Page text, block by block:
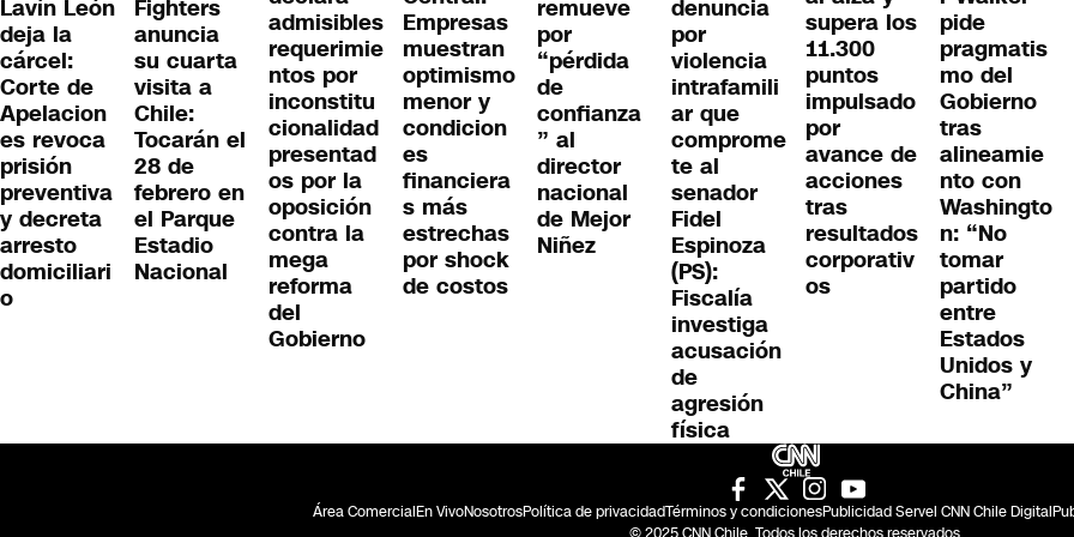
Lavín León
deja la
cárcel:
Corte de
Apelacion
es revoca
prisión
preventiva
y decreta
arresto
domiciliari
o
Fighters
anuncia
su cuarta
visita a
Chile:
Tocarán el
28 de
febrero en
el Parque
Estadio
Nacional
admisibles
requerimie
ntos por
inconstitu
cionalidad
presentad
os por la
oposición
contra la
mega
reforma
del
Gobierno
Empresas
muestran
optimismo
menor y
condicion
es
financiera
s más
estrechas
por shock
de costos
remueve
por
“pérdida
de
confianza
” al
director
nacional
de Mejor
Niñez
denuncia
por
violencia
intrafamili
ar que
comprome
te al
senador
Fidel
Espinoza
(PS):
Fiscalía
investiga
acusación
de
agresión
física
supera los
11.300
puntos
impulsado
por
avance de
acciones
tras
resultados
corporativ
os
pide
pragmatis
mo del
Gobierno
tras
alineamie
nto con
Washingto
n: “No
tomar
partido
entre
Estados
Unidos y
China”
Área ComercialEn VivoNosotrosPolítica de privacidadTérminos y condicionesPublicidad Servel CNN Chile Digital